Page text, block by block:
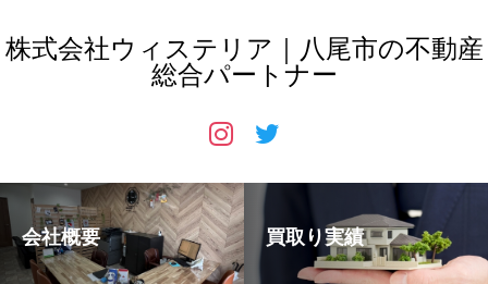
株式会社ウィステリア｜八尾市の不動産
総合パートナー
会社概要 買取り実績